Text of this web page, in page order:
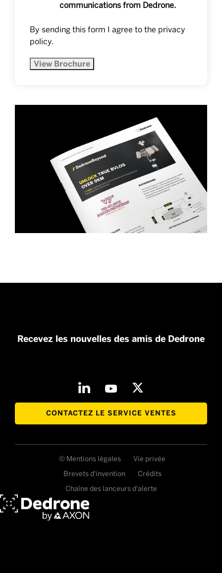
communications from Dedrone.
By sending this form I agree to the privacy
policy.
Recevez les nouvelles des amis de Dedrone
CONTACTEZ LE SERVICE VENTES
© Mentions légales
Vie privée
Brevets d'invention
Crédits
Chaîne des lanceurs d'alerte